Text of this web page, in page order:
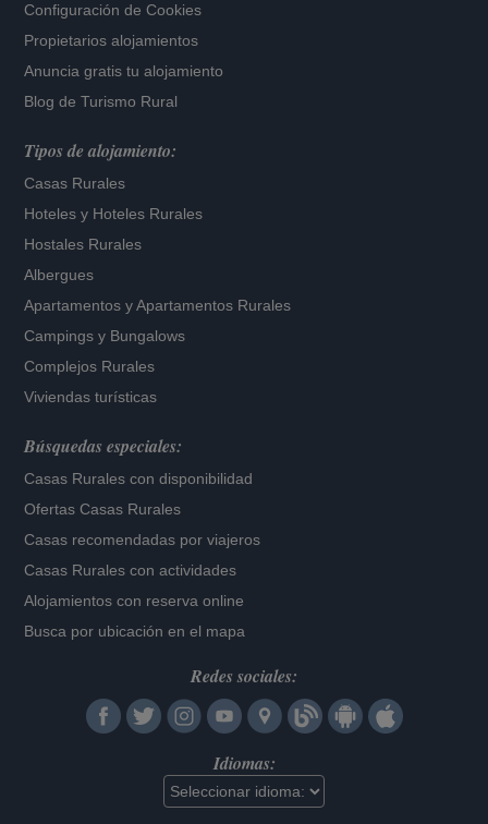
Configuración de Cookies
Propietarios alojamientos
Anuncia gratis tu alojamiento
Blog de Turismo Rural
Tipos de alojamiento:
Casas Rurales
Hoteles y Hoteles Rurales
Hostales Rurales
Albergues
Apartamentos yApartamentos Rurales
Campings y Bungalows
Complejos Rurales
Viviendas turísticas
Búsquedas especiales:
Casas Rurales con disponibilidad
Ofertas Casas Rurales
Casas recomendadas por viajeros
Casas Rurales con actividades
Alojamientos con reserva online
Busca por ubicación en el mapa
Redes sociales:
Idiomas: